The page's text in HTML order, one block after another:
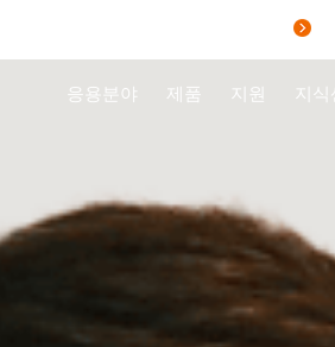
응용분야 제품 지원 지식